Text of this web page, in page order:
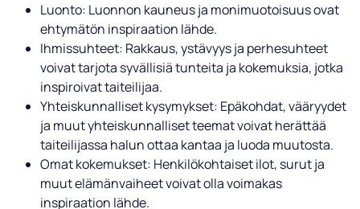
Luonto: Luonnon kauneus ja monimuotoisuus ovat
ehtymätön inspiraation lähde.
Ihmissuhteet: Rakkaus, ystävyys ja perhesuhteet
voivat tarjota syvällisiä tunteita ja kokemuksia, jotka
inspiroivat taiteilijaa.
Yhteiskunnalliset kysymykset: Epäkohdat, vääryydet
ja muut yhteiskunnalliset teemat voivat herättää
taiteilijassa halun ottaa kantaa ja luoda muutosta.
Omat kokemukset: Henkilökohtaiset ilot, surut ja
muut elämänvaiheet voivat olla voimakas
inspiraation lähde.